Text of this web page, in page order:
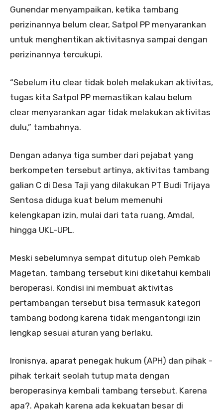
Gunendar menyampaikan, ketika tambang
perizinannya belum clear, Satpol PP menyarankan
untuk menghentikan aktivitasnya sampai dengan
perizinannya tercukupi.
“Sebelum itu clear tidak boleh melakukan aktivitas,
tugas kita Satpol PP memastikan kalau belum
clear menyarankan agar tidak melakukan aktivitas
dulu,” tambahnya.
Dengan adanya tiga sumber dari pejabat yang
berkompeten tersebut artinya, aktivitas tambang
galian C di Desa Taji yang dilakukan PT Budi Trijaya
Sentosa diduga kuat belum memenuhi
kelengkapan izin, mulai dari tata ruang, Amdal,
hingga UKL-UPL.
Meski sebelumnya sempat ditutup oleh Pemkab
Magetan, tambang tersebut kini diketahui kembali
beroperasi. Kondisi ini membuat aktivitas
pertambangan tersebut bisa termasuk kategori
tambang bodong karena tidak mengantongi izin
lengkap sesuai aturan yang berlaku.
Ironisnya, aparat penegak hukum (APH) dan pihak -
pihak terkait seolah tutup mata dengan
beroperasinya kembali tambang tersebut. Karena
apa?. Apakah karena ada kekuatan besar di